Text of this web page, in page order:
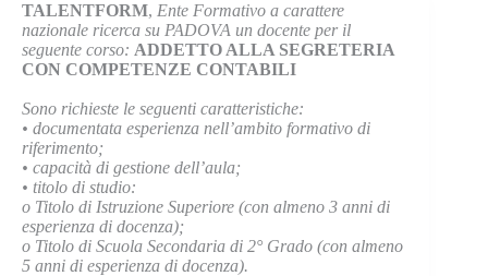
TALENTFORM, Ente Formativo a carattere
nazionale ricerca su PADOVA un docente per il
seguente corso: ADDETTO ALLA SEGRETERIA
CON COMPETENZE CONTABILI
Sono richieste le seguenti caratteristiche:
• documentata esperienza nell’ambito formativo di
riferimento;
• capacità di gestione dell’aula;
• titolo di studio:
o Titolo di Istruzione Superiore (con almeno 3 anni di
esperienza di docenza);
o Titolo di Scuola Secondaria di 2° Grado (con almeno
5 anni di esperienza di docenza).